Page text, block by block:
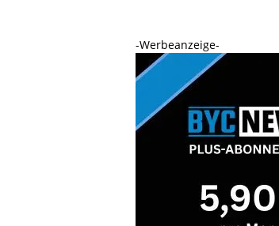
-Werbeanzeige-